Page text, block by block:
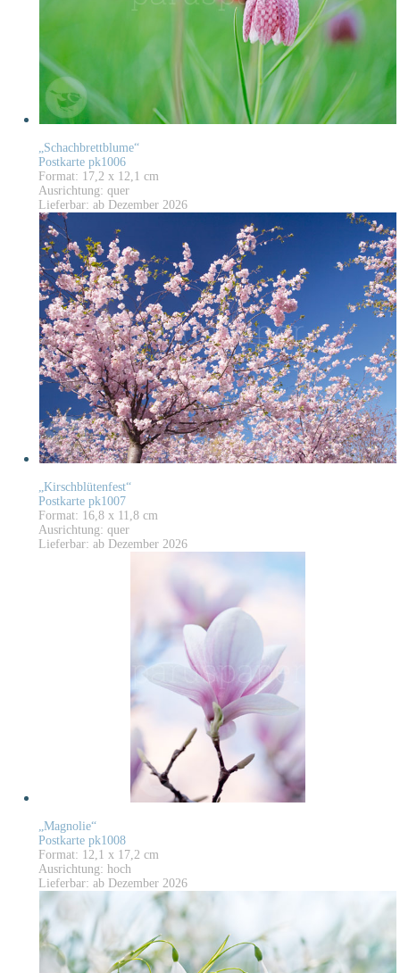
„Schachbrettblume“
Postkarte pk1006
Format: 17,2 x 12,1 cm
Ausrichtung: quer
Lieferbar: ab Dezember 2026
„Kirschblütenfest“
Postkarte pk1007
Format: 16,8 x 11,8 cm
Ausrichtung: quer
Lieferbar: ab Dezember 2026
„Magnolie“
Postkarte pk1008
Format: 12,1 x 17,2 cm
Ausrichtung: hoch
Lieferbar: ab Dezember 2026